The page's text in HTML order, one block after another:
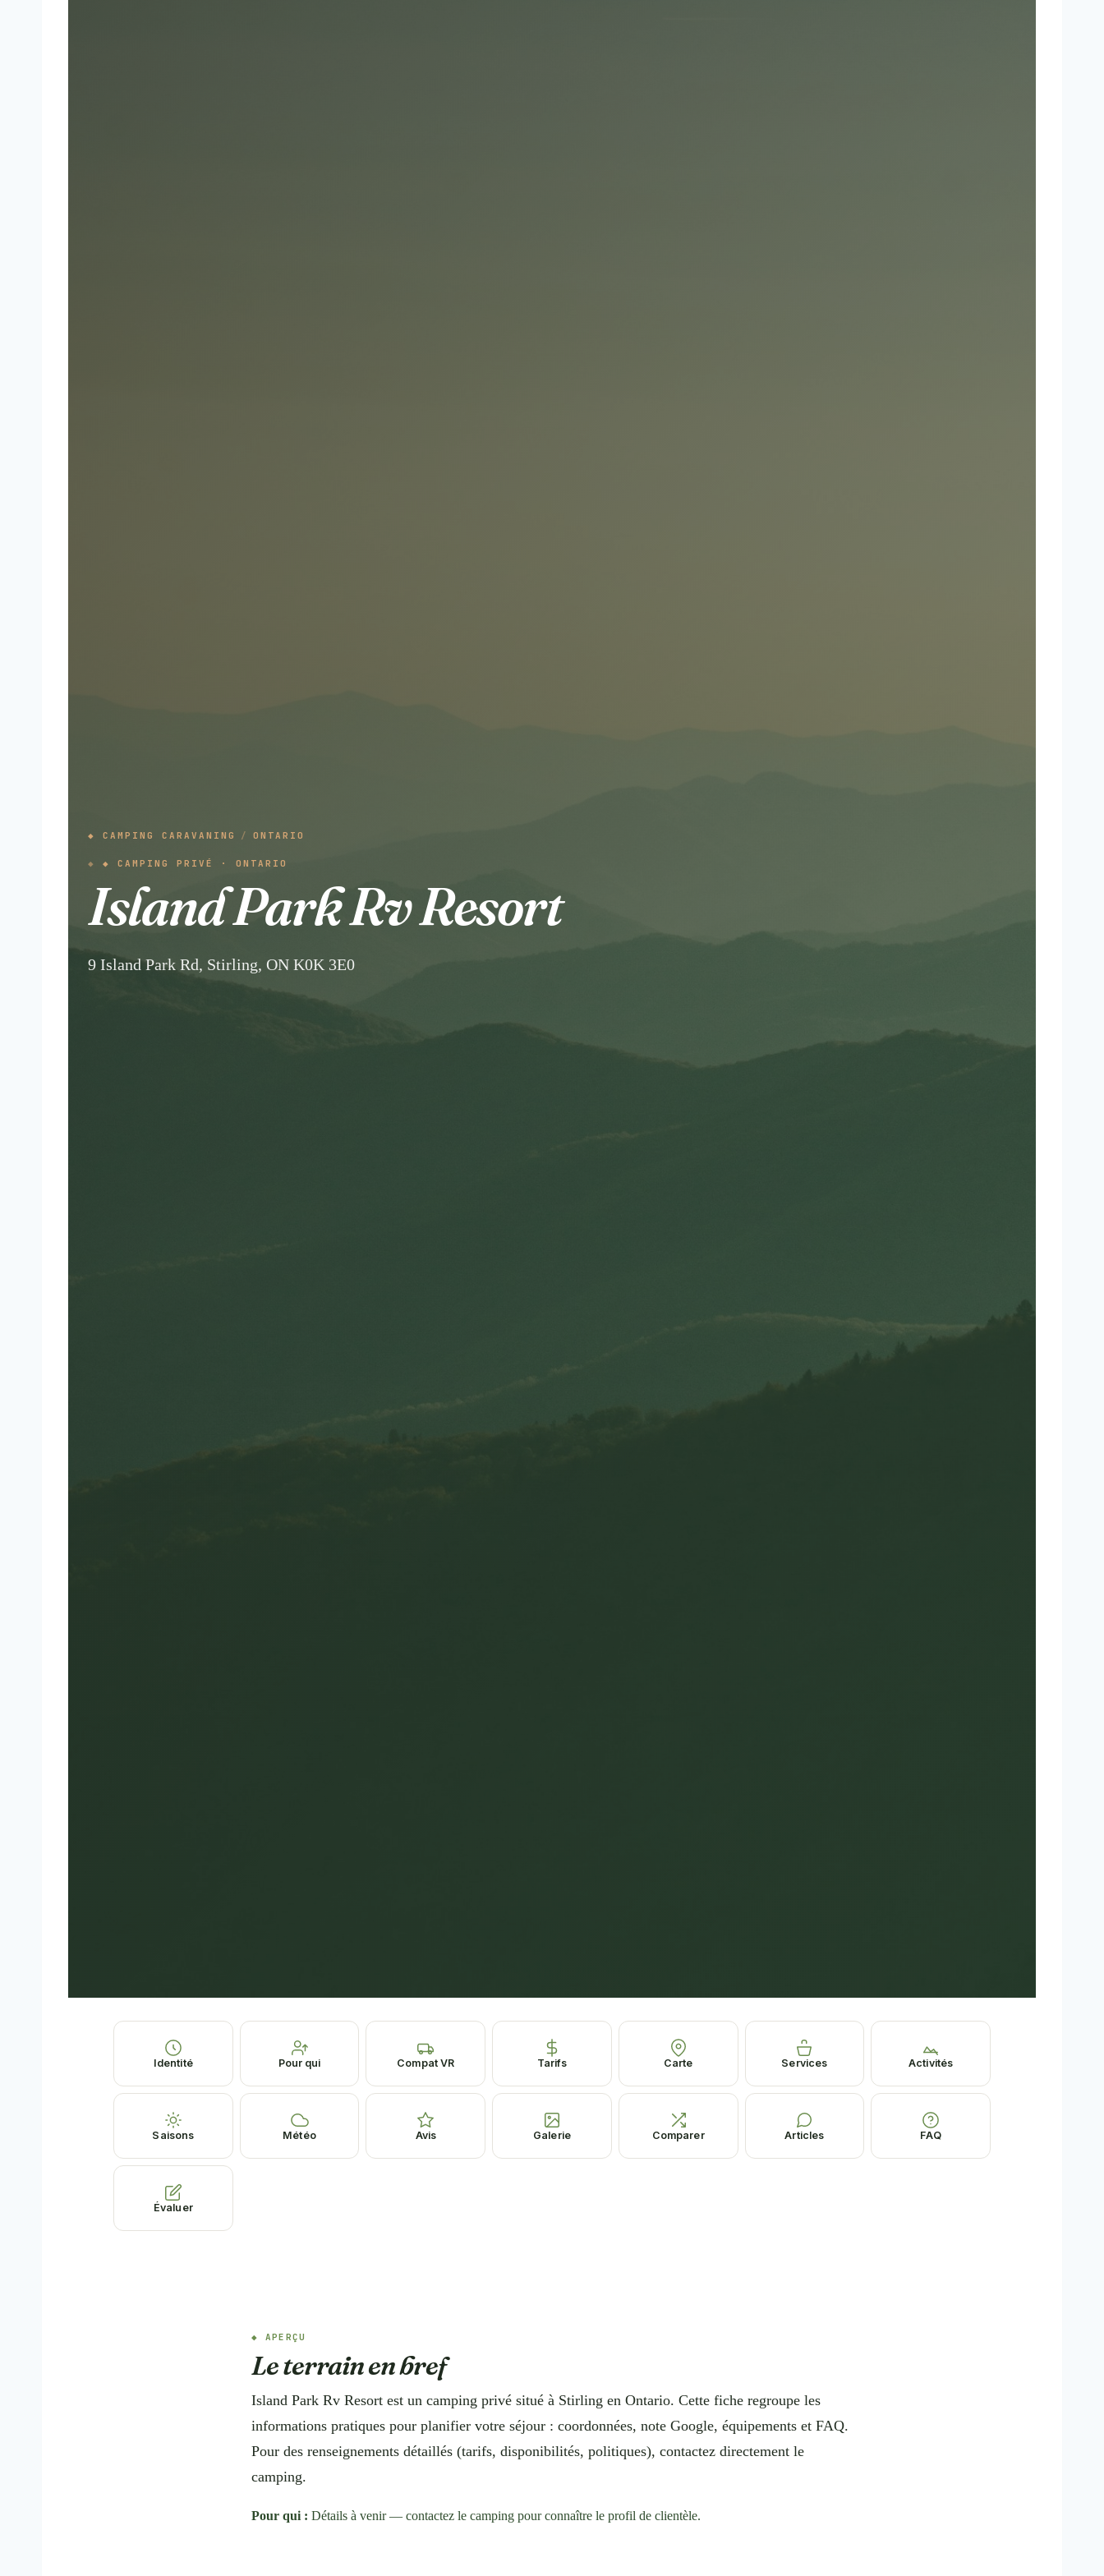
◆ CAMPING CARAVANING / ONTARIO
◆ CAMPING PRIVÉ · ONTARIO
Island Park Rv Resort
9 Island Park Rd, Stirling, ON K0K 3E0
Identité Pour qui Compat VR Tarifs Carte Services Activités
Saisons Météo Avis Galerie Comparer Articles FAQ
Évaluer
APERÇU
Le terrain en bref
Island Park Rv Resort est un camping privé situé à Stirling en Ontario. Cette fiche regroupe les
informations pratiques pour planifier votre séjour : coordonnées, note Google, équipements et FAQ.
Pour des renseignements détaillés (tarifs, disponibilités, politiques), contactez directement le
camping.
Pour qui : Détails à venir — contactez le camping pour connaître le profil de clientèle.